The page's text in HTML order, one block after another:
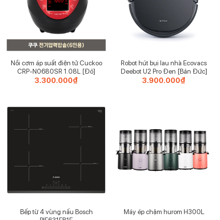
Nắp hộp linh hoạt và bộ lọc khử mùi
Nắp hộp của thùng rác này được thiết kế dễ dàng đóng
mở, tạo thuận tiện cho việc đổ thêm rác vào thùng. Bộ lọc
khử mùi tích hợp ở nắp thùng có thể thay mới mỗi khoảng
3 tháng, đảm bảo rằng không khí xung quanh luôn trong
lành và thoáng đãng.
Nồi cơm áp suất điện tử Cuckoo
CRP-N0680SR 1.08L [Đỏ]
3.300.000₫
Robot hút bụi lau nhà Ecovacs
Deebot U2 Pro Đen [Bản Đức]
3.900.000₫
Bếp từ 4 vùng nấu Bosch
Máy ép chậm hurom H300L